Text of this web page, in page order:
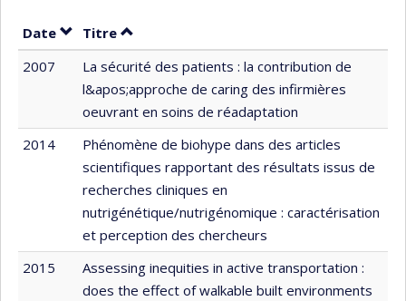
Date Trier par date en ordre décroissant
Titre Trier par titre en ordre décroissant
2007
La sécurité des patients : la contribution de
l&apos;approche de caring des infirmières
oeuvrant en soins de réadaptation
2014
Phénomène de biohype dans des articles
scientifiques rapportant des résultats issus de
recherches cliniques en
nutrigénétique/nutrigénomique : caractérisation
et perception des chercheurs
2015
Assessing inequities in active transportation :
does the effect of walkable built environments